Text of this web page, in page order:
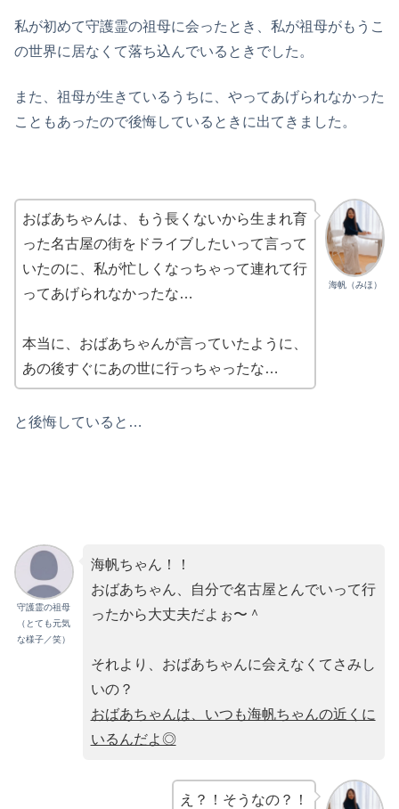
私が初めて守護霊の祖母に会ったとき、私が祖母がもうこ
の世界に居なくて落ち込んでいるときでした。
また、祖母が生きているうちに、やってあげられなかった
こともあったので後悔しているときに出てきました。
海帆（みほ）
おばあちゃんは、もう長くないから生まれ育
った名古屋の街をドライブしたいって言って
いたのに、私が忙しくなっちゃって連れて行
ってあげられなかったな…
本当に、おばあちゃんが言っていたように、
あの後すぐにあの世に行っちゃったな…
と後悔していると…
守護霊の祖母
（とても元気
な様子／笑）
海帆ちゃん！！
おばあちゃん、自分で名古屋とんでいって行
ったから大丈夫だよぉ〜＾
それより、おばあちゃんに会えなくてさみし
いの？
おばあちゃんは、いつも海帆ちゃんの近くに
いるんだよ◎
え？！そうなの？！